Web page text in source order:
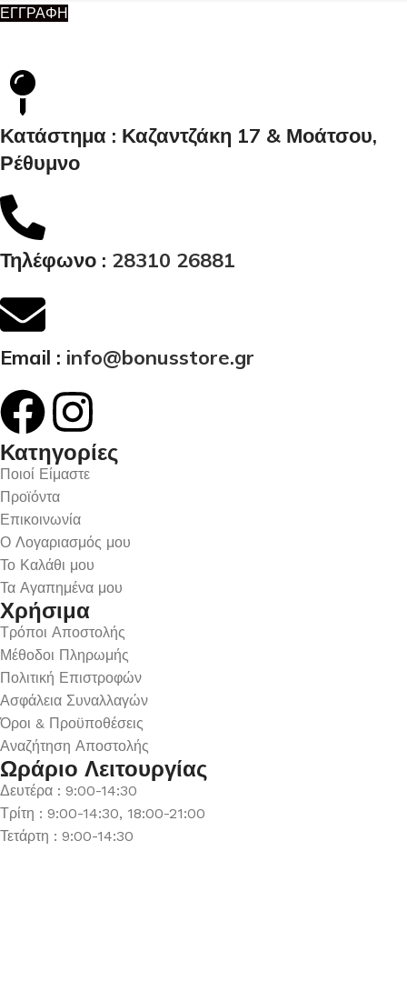
ΕΓΓΡΑΦΗ
Κατάστημα : Καζαντζάκη 17 & Μοάτσου,
Ρέθυμνο
Τηλέφωνο : 28310 26881
Email : info@bonusstore.gr
Κατηγορίες
Ποιοί Είμαστε
Προϊόντα
Επικοινωνία
Ο Λογαριασμός μου
Το Καλάθι μου
Τα Αγαπημένα μου
Χρήσιμα
Τρόποι Αποστολής
Μέθοδοι Πληρωμής
Πολιτική Επιστροφών
Ασφάλεια Συναλλαγών
Όροι & Προϋποθέσεις
Αναζήτηση Αποστολής
Ωράριο Λειτουργίας
Δευτέρα : 9:00-14:30
Τρίτη : 9:00-14:30, 18:00-21:00
Τετάρτη : 9:00-14:30